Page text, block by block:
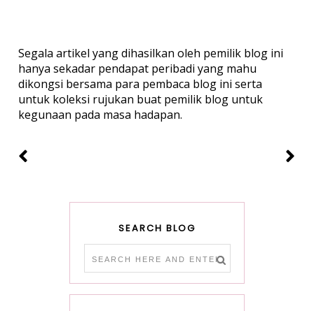
Segala artikel yang dihasilkan oleh pemilik blog ini
hanya sekadar pendapat peribadi yang mahu
dikongsi bersama para pembaca blog ini serta
untuk koleksi rujukan buat pemilik blog untuk
kegunaan pada masa hadapan.
SEARCH BLOG